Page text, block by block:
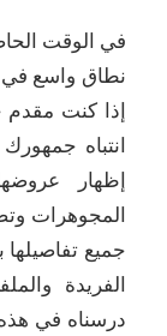
في الوقت
نطاق واسع في
إذا كنت
انتباه
إظهار
المجوهرات
جميع
الفريدة
درسناه في هذه